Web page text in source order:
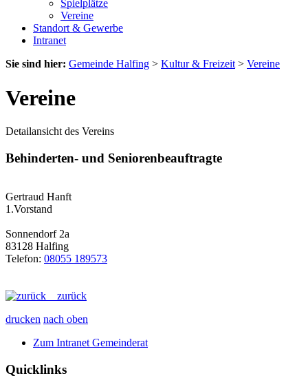
Spielplätze
Vereine
Standort & Gewerbe
Intranet
Sie sind hier: Gemeinde Halfing > Kultur & Freizeit > Vereine
Vereine
Detailansicht des Vereins
Behinderten- und Seniorenbeauftragte
Gertraud Hanft
1.Vorstand
Sonnendorf 2a
83128 Halfing
Telefon: 08055 189573
zurück
drucken nach oben
Zum Intranet Gemeinderat
Quicklinks